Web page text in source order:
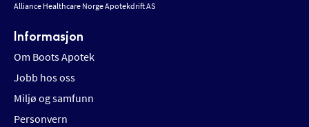
Alliance Healthcare Norge Apotekdrift AS
Informasjon
Om Boots Apotek
Jobb hos oss
Miljø og samfunn
Personvern